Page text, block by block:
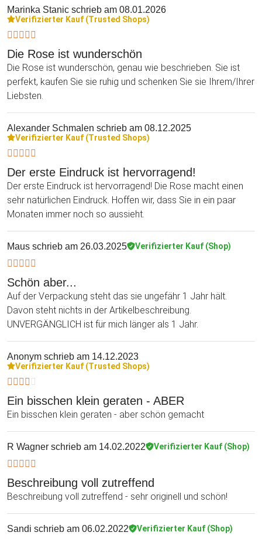
Marinka Stanic schrieb am 08.01.2026
Verifizierter Kauf (Trusted Shops)
Die Rose ist wunderschön
Die Rose ist wunderschön, genau wie beschrieben. Sie ist
perfekt, kaufen Sie sie ruhig und schenken Sie sie Ihrem/Ihrer
Liebsten.
Alexander Schmalen schrieb am 08.12.2025
Verifizierter Kauf (Trusted Shops)
Der erste Eindruck ist hervorragend!
Der erste Eindruck ist hervorragend! Die Rose macht einen
sehr natürlichen Eindruck. Hoffen wir, dass Sie in ein paar
Monaten immer noch so aussieht.
Maus schrieb am 26.03.2025 Verifizierter Kauf (Shop)
Schön aber...
Auf der Verpackung steht das sie ungefähr 1 Jahr hält.
Davon steht nichts in der Artikelbeschreibung.
UNVERGÄNGLICH ist für mich länger als 1 Jahr.
Anonym schrieb am 14.12.2023
Verifizierter Kauf (Trusted Shops)
Ein bisschen klein geraten - ABER
Ein bisschen klein geraten - aber schön gemacht
R Wagner schrieb am 14.02.2022 Verifizierter Kauf (Shop)
Beschreibung voll zutreffend
Beschreibung voll zutreffend - sehr originell und schön!
Sandi schrieb am 06.02.2022 Verifizierter Kauf (Shop)